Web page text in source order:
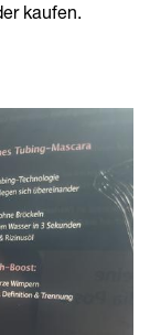
kaufen.